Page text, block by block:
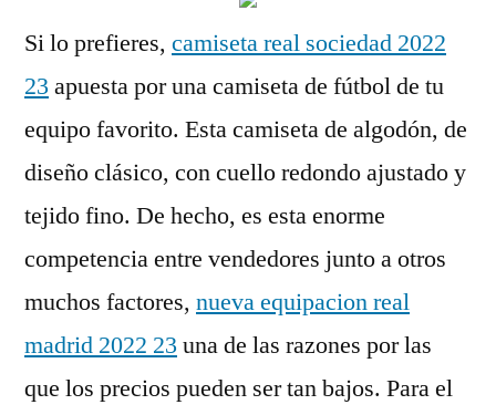
Si lo prefieres, camiseta real sociedad 2022
23 apuesta por una camiseta de fútbol de tu
equipo favorito. Esta camiseta de algodón, de
diseño clásico, con cuello redondo ajustado y
tejido fino. De hecho, es esta enorme
competencia entre vendedores junto a otros
muchos factores, nueva equipacion real
madrid 2022 23 una de las razones por las
que los precios pueden ser tan bajos. Para el